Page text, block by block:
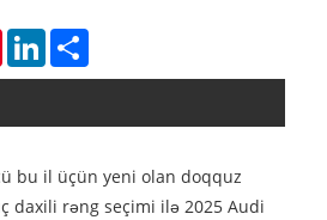
PinterestLinkedIn
bu il üçün yeni olan doqquz
daxili rəng seçimi ilə 2025 Audi